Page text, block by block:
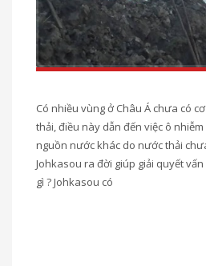
Có nhiều vùng ở Châu Á chưa có
thải, điều này dẫn đến việc ô
nguồn nước khác do nước thải
Johkasou ra đời giúp giải quyết
gì ? Johkasou có